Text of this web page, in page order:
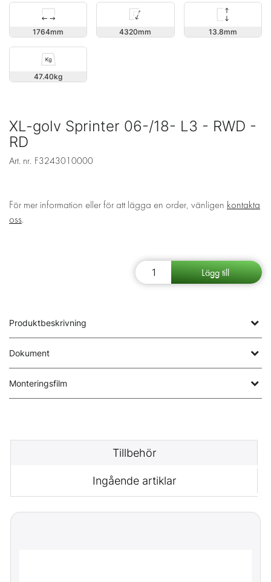
1764 4320 13.8
47.40
XL-golv Sprinter 06-/18- L3 - RWD -
RD
Art. nr. F3243010000
För mer information eller för att lägga en order, vänligen kontakta
oss.
Produktbeskrivning
Dokument
Monteringsfilm
Tillbehör
Ingående artiklar